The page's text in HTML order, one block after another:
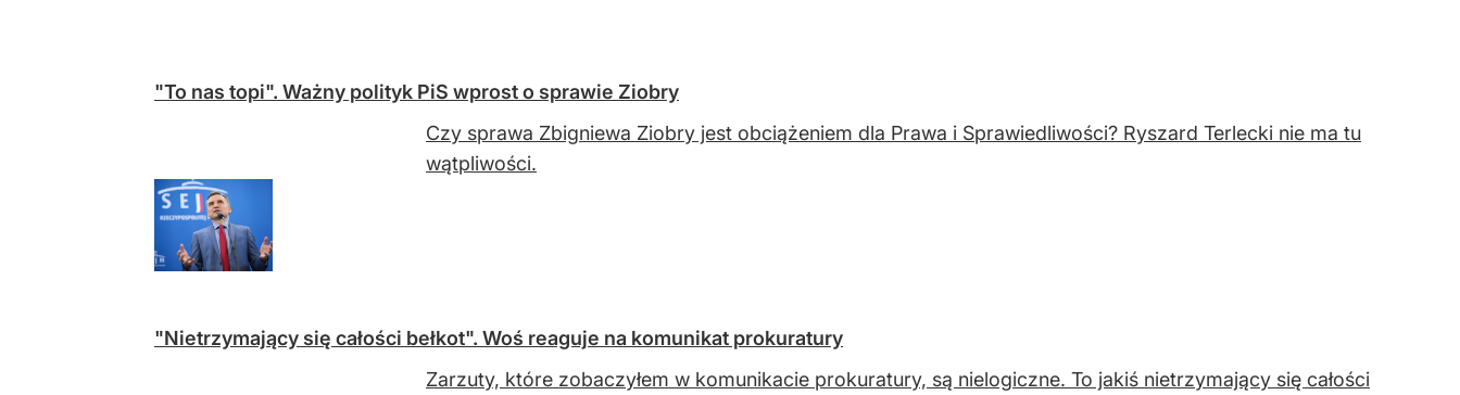
"To nas topi". Ważny polityk PiS wprost o sprawie Ziobry
Czy sprawa Zbigniewa Ziobry jest obciążeniem dla Prawa i Sprawiedliwości? Ryszard Terlecki nie ma tu
wątpliwości.
"Nietrzymający się całości bełkot". Woś reaguje na komunikat prokuratury
Zarzuty, które zobaczyłem w komunikacie prokuratury, są nielogiczne. To jakiś nietrzymający się całości